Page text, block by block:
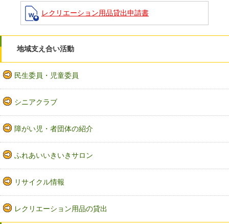
レクリエーション用品貸出申請書
地域支え合い活動
民生委員・児童委員
シニアクラブ
障がい児・者団体の紹介
ふれあいいきいきサロン
リサイクル情報
レクリエーション用品の貸出